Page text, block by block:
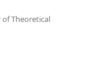
Theoretical